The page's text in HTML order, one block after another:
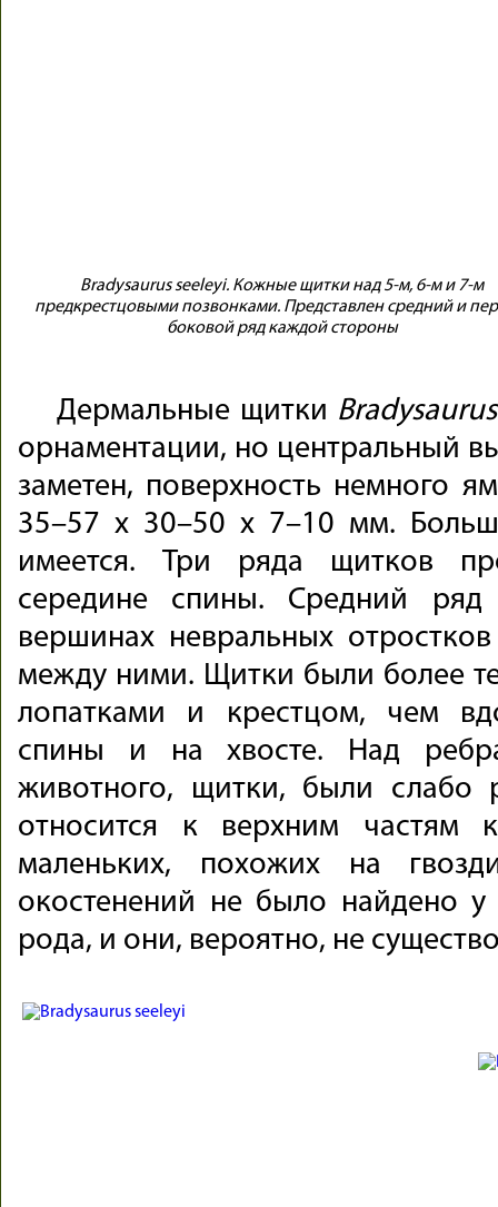
Bradysaurus seeleyi. Кожные щитки над 5-м, 6-м и 7-м
предкрестцовыми позвонками. Представлен средний и
боковой ряд каждой стороны
Дермальные щитки
орнаментации, но центральный
заметен, поверхность немного
35–57 х 30–50 х 7–10 мм.
имеется. Три ряда щитков
середине спины. Средний
вершинах невральных
между ними. Щитки были более
лопатками и крестцом, чем
спины и на хвосте. Над
животного, щитки, были слабо
относится к верхним частям
маленьких, похожих на
окостенений не было найдено у
рода, и они, вероятно, не